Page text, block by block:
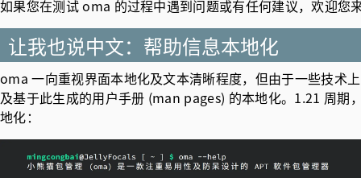
如果您在测试 oma 的过程中遇到问题或有任何建议，欢迎您
让我也说中文：帮助信息本地化
oma 一向重视界面本地化及文本清晰程度，但由于一些技术
及基于此生成的用户手册 (man pages) 的本地化。1.21 周期
地化：